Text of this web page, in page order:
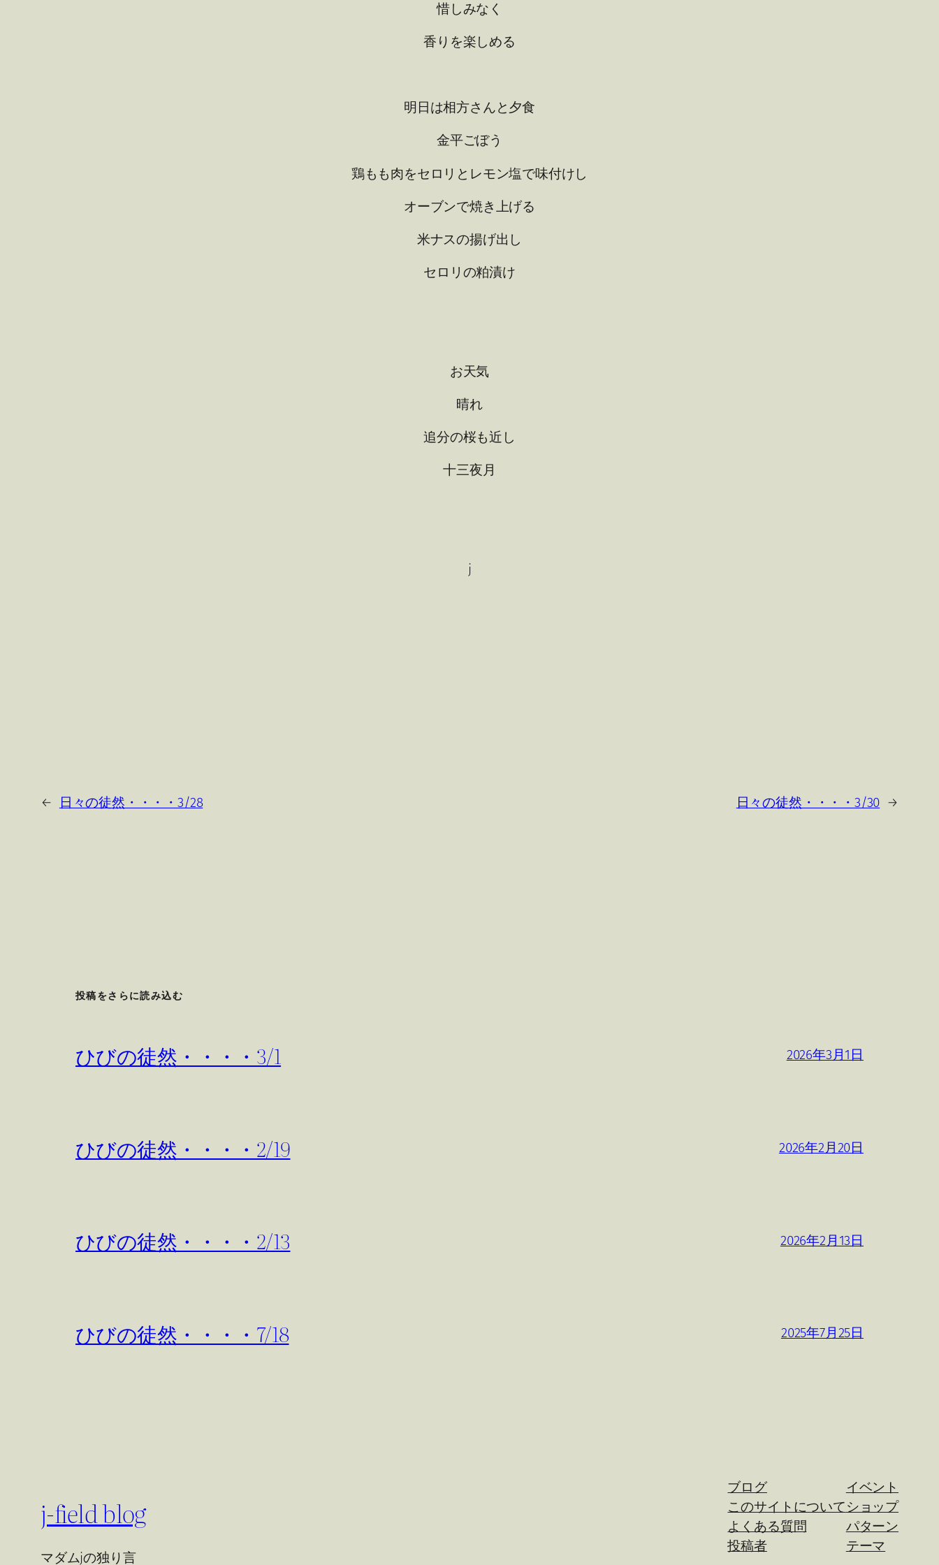
惜しみなく
香りを楽しめる
明日は相方さんと夕食
金平ごぼう
鶏もも肉をセロリとレモン塩で味付けし
オーブンで焼き上げる
米ナスの揚げ出し
セロリの粕漬け
お天気
晴れ
追分の桜も近し
十三夜月
j
← 日々の徒然・・・・3/28 日々の徒然・・・・3/30 →
投稿をさらに読み込む
ひびの徒然・・・・3/1 2026年3月1日
ひびの徒然・・・・2/19 2026年2月20日
ひびの徒然・・・・2/13 2026年2月13日
ひびの徒然・・・・7/18 2025年7月25日
j-field blog
マダムjの独り言
ブログ
このサイトについて
よくある質問
投稿者
イベント
ショップ
パターン
テーマ